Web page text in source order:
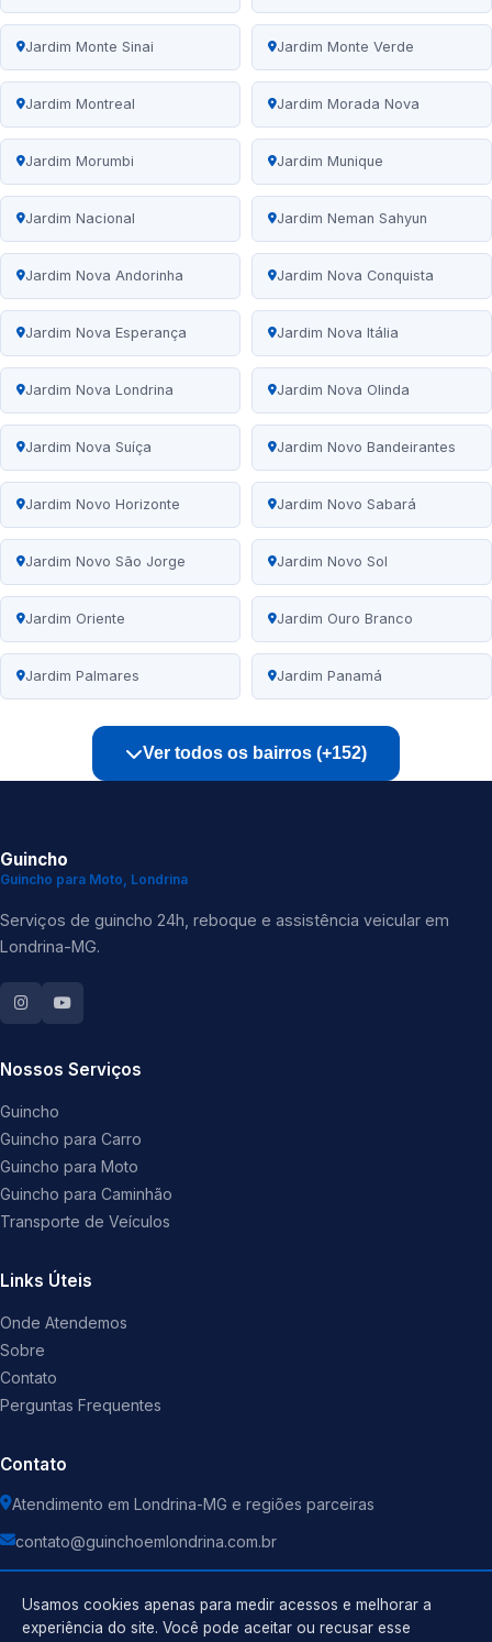
Jardim Monte Sinai Jardim Monte Verde
Jardim Montreal Jardim Morada Nova
Jardim Morumbi Jardim Munique
Jardim Nacional Jardim Neman Sahyun
Jardim Nova Andorinha Jardim Nova Conquista
Jardim Nova Esperança Jardim Nova Itália
Jardim Nova Londrina Jardim Nova Olinda
Jardim Nova Suíça Jardim Novo Bandeirantes
Jardim Novo Horizonte Jardim Novo Sabará
Jardim Novo São Jorge Jardim Novo Sol
Jardim Oriente Jardim Ouro Branco
Jardim Palmares Jardim Panamá
Ver todos os bairros (+152)
Guincho
Guincho para Moto, Londrina
Serviços de guincho 24h, reboque e assistência veicular em
Londrina-MG.
Nossos Serviços
Guincho
Guincho para Carro
Guincho para Moto
Guincho para Caminhão
Transporte de Veículos
Links Úteis
Onde Atendemos
Sobre
Contato
Perguntas Frequentes
Contato
Atendimento em Londrina-MG e regiões parceiras
contato@guinchoemlondrina.com.br
Usamos cookies apenas para medir acessos e melhorar a
experiência do site. Você pode aceitar ou recusar esse